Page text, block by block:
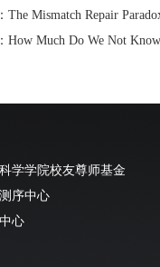
The Mismatch Repair
How Much Do We Not
学学院校友尊师基金
序中心
心